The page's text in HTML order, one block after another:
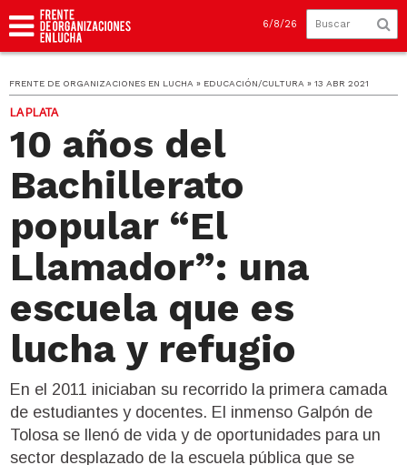
6/8/26
FRENTE DE ORGANIZACIONES EN LUCHA » EDUCACIÓN/CULTURA » 13 ABR 2021
LA PLATA
10 años del
Bachillerato
popular “El
Llamador”: una
escuela que es
lucha y refugio
En el 2011 iniciaban su recorrido la primera camada
de estudiantes y docentes. El inmenso Galpón de
Tolosa se llenó de vida y de oportunidades para un
sector desplazado de la escuela pública que se